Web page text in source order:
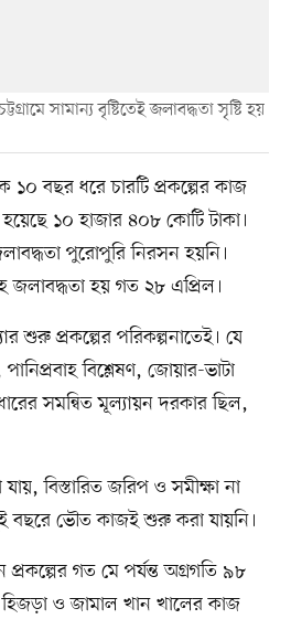
সামান্য বৃষ্টিতেই জলাবদ্ধতা সৃষ্টি হয়
১০ বছর ধরে চারটি প্রকল্পের কাজ
হয়েছে ১০ হাজার ৪০৮ কোটি টাকা।
পুরোপুরি নিরসন হয়নি।
জলাবদ্ধতা হয় গত ২৮ এপ্রিল।
শুরু প্রকল্পের পরিকল্পনাতেই। যে
বিশ্লেষণ, জোয়ার-ভাটা
সমন্বিত মূল্যায়ন দরকার ছিল,
বিস্তারিত জরিপ ও সমীক্ষা না
বছরে ভৌত কাজই শুরু করা যায়নি।
গত মে পর্যন্ত অগ্রগতি ৯৮
ও জামাল খান খালের কাজ